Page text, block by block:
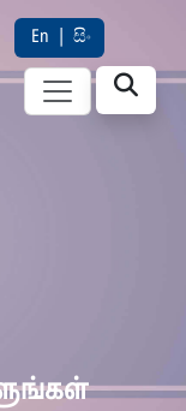
En සිං